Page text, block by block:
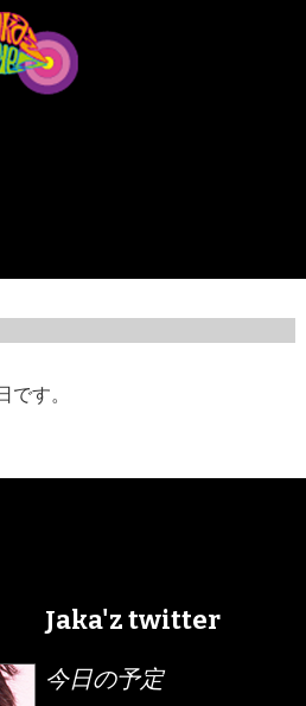
す。
Jaka'z twitter
今日の予定